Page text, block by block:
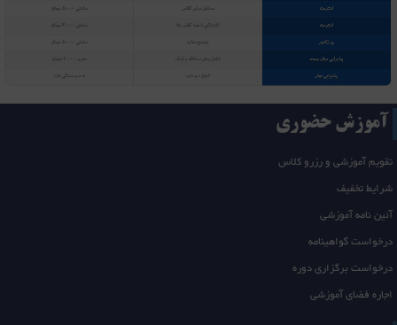
آموزش حضوری
تقویم آموزشی و رزرو کلاس
شرایط تخفیف
آئین نامه آموزشی
درخواست گواهینامه
درخواست برگزاری دوره
اجاره فضای آموزشی